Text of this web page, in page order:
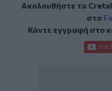
Ακολουθήστε το
στο
Κάντε εγγραφή στο